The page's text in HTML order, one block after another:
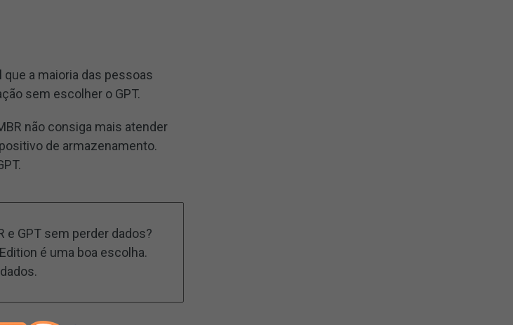
que a maioria das pessoas
sem escolher o GPT.
não consiga mais atender
de armazenamento.
GPT sem perder dados?
é uma boa escolha.